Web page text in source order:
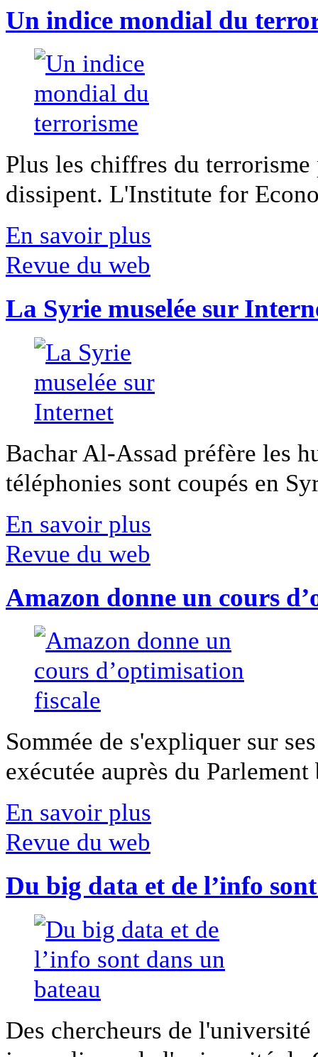
Un indice mondial du
Plus les chiffres du
dissipent. L'Institute for
En savoir plus
Revue du web
La Syrie muselée sur
Bachar Al-Assad préfère les
téléphonies sont coupés en
En savoir plus
Revue du web
Amazon donne un cours
Sommée de s'expliquer sur
exécutée auprès du
En savoir plus
Revue du web
Du big data et de l’info
Des chercheurs de